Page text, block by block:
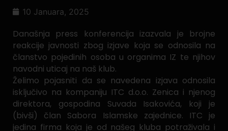
10 Januara, 2025
Današnja press konferencija izazvala je brojne
reakcije javnosti zbog izjave koja se odnosila na
članstvo pojedinih osoba u organima IZ te njihov
navodni uticaj na naš klub.
Želimo pojasniti da se navedena izjava odnosila
isključivo na kompaniju ITC d.o.o. Zenica i njenog
direktora, gospodina Suvada Isakovića, koji je
(bivši) član Sabora Islamske zajednice. ITC je
jedina firma koja je od našeg kluba potraživala i